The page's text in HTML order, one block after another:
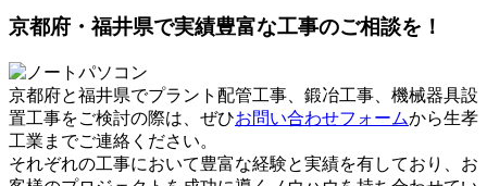
京都府・福井県で実績豊富な工事のご相談を！
京都府と福井県でプラント配管工事、鍛冶工事、機械器具設
置工事をご検討の際は、ぜひお問い合わせフォームから生孝
工業までご連絡ください。
それぞれの工事において豊富な経験と実績を有しており、お